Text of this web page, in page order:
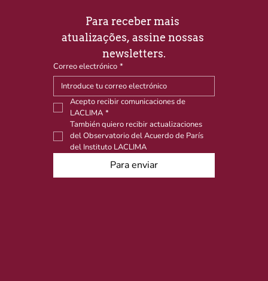
Para receber mais
atualizações, assine nossas
newsletters.
Correo electrónico *
Acepto recibir comunicaciones de
LACLIMA *
También quiero recibir actualizaciones
del Observatorio del Acuerdo de París
del Instituto LACLIMA
Para enviar